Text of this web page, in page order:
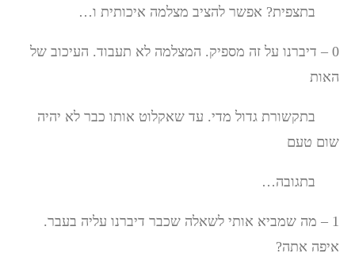
בתצפית? אפשר להציב מצלמה איכותית ו…
0 – דיברנו על זה מספיק. המצלמה לא תעבוד. העיכוב של
האות
בתקשורת גדול מדי. עד שאקלוט אותו כבר לא יהיה
שום טעם
בתגובה…
1 – מה שמביא אותי לשאלה שכבר דיברנו עליה בעבר.
איפה אתה?